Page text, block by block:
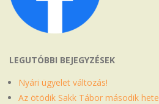
LEGUTÓBBI BEJEGYZÉSEK
Nyári ügyelet változás!
Az ötödik Sakk Tábor második hete